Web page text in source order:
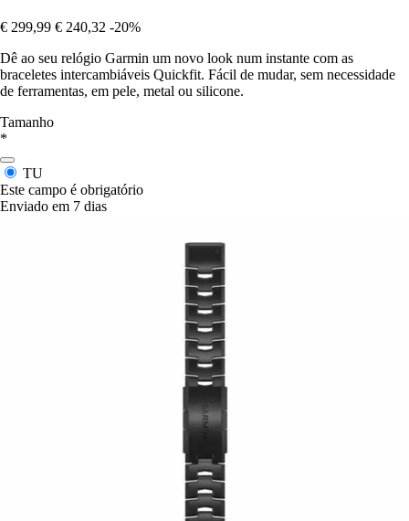
€ 299,99 € 240,32 -20%
Dê ao seu relógio Garmin um novo look num instante com as
braceletes intercambiáveis Quickfit. Fácil de mudar, sem necessidade
de ferramentas, em pele, metal ou silicone.
Tamanho
*
TU
Este campo é obrigatório
Enviado em 7 dias